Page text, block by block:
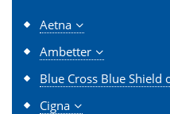
Aetna
Ambetter
Blue Cross Blue Shield
Cigna